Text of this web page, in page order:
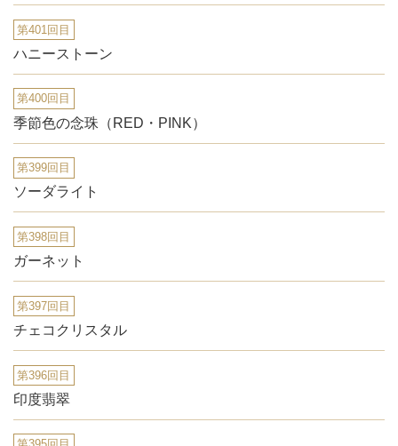
第401回目
ハニーストーン
第400回目
季節色の念珠（RED・PINK）
第399回目
ソーダライト
第398回目
ガーネット
第397回目
チェコクリスタル
第396回目
印度翡翠